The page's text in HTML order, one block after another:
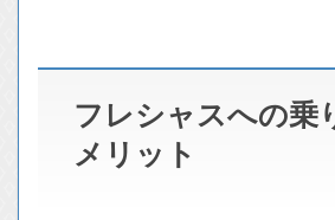
フレシャスへの乗
メリット